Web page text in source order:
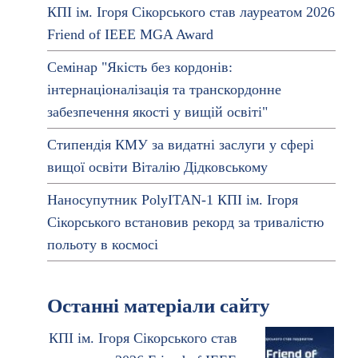
КПІ ім. Ігоря Сікорського став лауреатом 2026
Friend of IEEE MGA Award
Семінар "Якість без кордонів:
інтернаціоналізація та транскордонне
забезпечення якості у вищій освіті"
Стипендія КМУ за видатні заслуги у сфері
вищої освіти Віталію Дідковському
Наносупутник PolyITAN-1 КПІ ім. Ігоря
Сікорського встановив рекорд за тривалістю
польоту в космосі
Останні матеріали сайту
КПІ ім. Ігоря Сікорського став